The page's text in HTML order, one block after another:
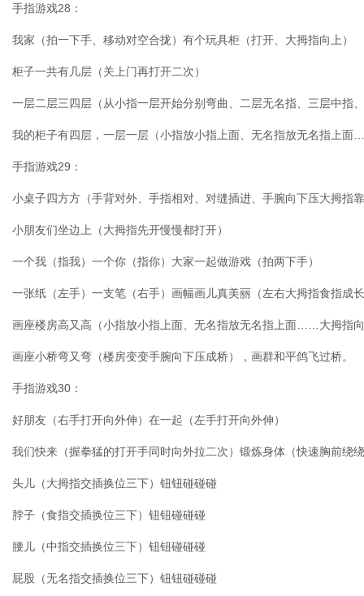
手指游戏28：
我家（拍一下手、移动对空合拢）有个玩具柜（打开、大拇指向上）
柜子一共有几层（关上门再打开二次）
一层二层三四层（从小指一层开始分别弯曲、二层无名指、三层中指
我的柜子有四层，一层一层（小指放小指上面、无名指放无名指上
手指游戏29：
小桌子四方方（手背对外、手指相对、对缝插进、手腕向下压大拇指
小朋友们坐边上（大拇指先开慢慢都打开）
一个我（指我）一个你（指你）大家一起做游戏（拍两下手）
一张纸（左手）一支笔（右手）画幅画儿真美丽（左右大拇指食指成
画座楼房高又高（小指放小指上面、无名指放无名指上面……大拇指
画座小桥弯又弯（楼房变变手腕向下压成桥），画群和平鸽飞过桥。
手指游戏30：
好朋友（右手打开向外伸）在一起（左手打开向外伸）
我们快来（握拳猛的打开手同时向外拉二次）锻炼身体（快速胸前绕
头儿（大拇指交插换位三下）钮钮碰碰碰
脖子（食指交插换位三下）钮钮碰碰碰
腰儿（中指交插换位三下）钮钮碰碰碰
屁股（无名指交插换位三下）钮钮碰碰碰